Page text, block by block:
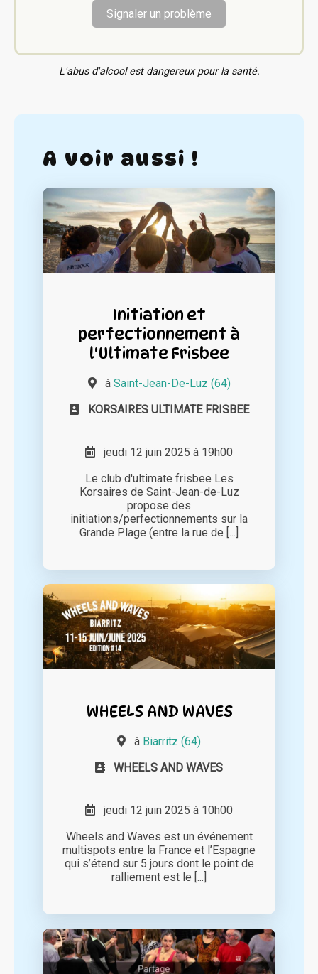
Signaler un problème
L'abus d'alcool est dangereux pour la santé.
A voir aussi !
Initiation et
perfectionnement à
l'Ultimate Frisbee
à Saint-Jean-De-Luz (64)
KORSAIRES ULTIMATE FRISBEE
jeudi 12 juin 2025 à 19h00
Le club d'ultimate frisbee Les
Korsaires de Saint-Jean-de-Luz
propose des
initiations/perfectionnements sur la
Grande Plage (entre la rue de [...]
WHEELS AND WAVES
à Biarritz (64)
WHEELS AND WAVES
jeudi 12 juin 2025 à 10h00
Wheels and Waves est un événement
multispots entre la France et l’Espagne
qui s’étend sur 5 jours dont le point de
ralliement est le [...]